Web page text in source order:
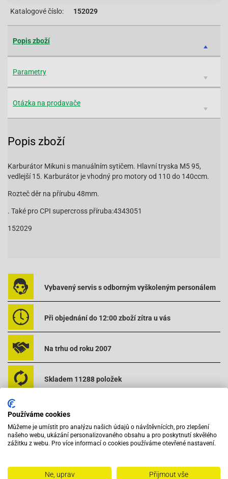
Katalogové číslo: 152029
Popis zboží
Parametry
Otázka na prodavače
Popis zboží
Karburátor Mikuni s manuálním sytičem. Hlavní tryska M5 95,
vedlejší 15. Karburátor je vhodný pro motory od 110 do 140ccm.
Rozteč děr na přírubu 48mm.
. Také pro CPI supercross příruba:4343051
152029
Vybavený servis s odborným vyškoleným personálem
Při objednání do 12:00 zboží zítra u vás
Na trhu od roku 2007
Skladem 11288 položek
Doporučujeme zakoupit s výrobkem
Používáme cookies
Můžeme je umístit pro analýzu našich údajů o návštěvnících, pro zlepšení
našeho webu, ukázání personalizovaného obsahu a pro poskytnutí skvělého
zážitku z webu. Pro více informací o cookies používáme otevřené nastavení.
Ne, uprav Přijmout vše